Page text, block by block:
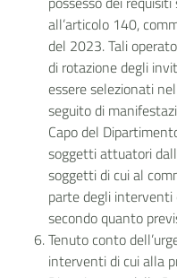
all’articolo 140,
del 2023. Tali
di rotazione degli
essere selezionati
seguito di
Capo del
soggetti attuatori
soggetti di cui al
parte degli interventi
secondo quanto
Tenuto conto
interventi di cui alla